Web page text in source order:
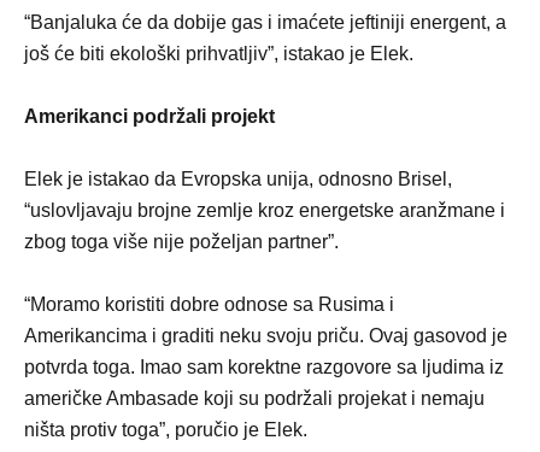
“Banjaluka će da dobije gas i imaćete jeftiniji energent, a
još će biti ekološki prihvatljiv”, istakao je Elek.
Amerikanci podržali projekt
Elek je istakao da Evropska unija, odnosno Brisel,
“uslovljavaju brojne zemlje kroz energetske aranžmane i
zbog toga više nije poželjan partner”.
“Moramo koristiti dobre odnose sa Rusima i
Amerikancima i graditi neku svoju priču. Ovaj gasovod je
potvrda toga. Imao sam korektne razgovore sa ljudima iz
američke Ambasade koji su podržali projekat i nemaju
ništa protiv toga”, poručio je Elek.